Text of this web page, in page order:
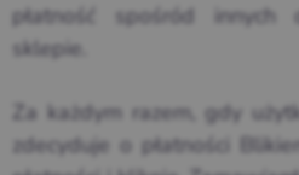
płatność spośród
sklepie.
Za każdym razem, gdy
zdecyduje o płatności